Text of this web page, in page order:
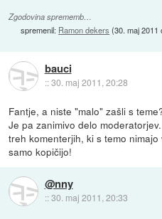
Zgodovina sprememb…
spremenil: Ramon dekers (30. maj 2011
bauci
::30. maj 2011, 20:28
Fantje, a niste "malo" zašli s
Je pa zanimivo delo
treh komenterjih, ki s temo
samo kopičijo!
@nny
::30. maj 2011, 20:33